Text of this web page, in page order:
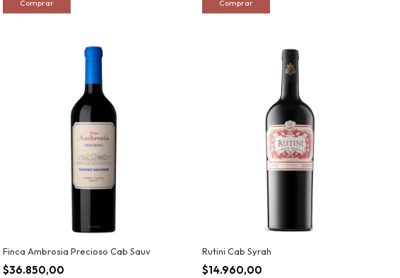
Finca Ambrosia Precioso Cab Sauv
$36.850,00
Rutini Cab Syrah
$14.960,00